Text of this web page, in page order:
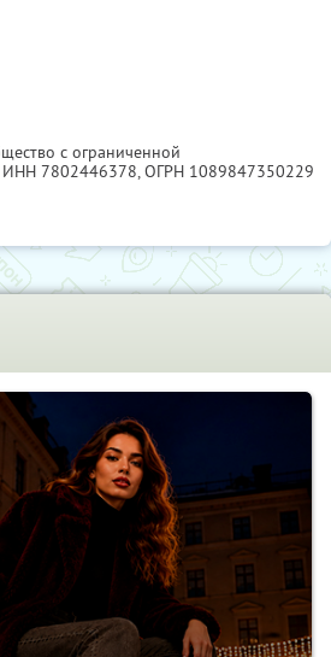
с ограниченной
ИНН 7802446378, ОГРН 1089847350229